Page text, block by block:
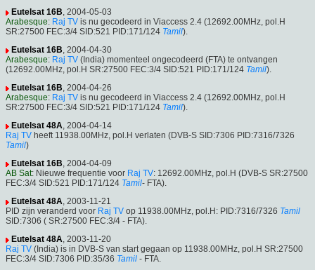
Eutelsat 16B, 2004-05-03
Arabesque: Raj TV is nu gecodeerd in Viaccess 2.4 (12692.00MHz, pol.H
SR:27500 FEC:3/4 SID:521 PID:171/124 Tamil).
Eutelsat 16B, 2004-04-30
Arabesque: Raj TV (India) momenteel ongecodeerd (FTA) te ontvangen
(12692.00MHz, pol.H SR:27500 FEC:3/4 SID:521 PID:171/124 Tamil).
Eutelsat 16B, 2004-04-26
Arabesque: Raj TV is nu gecodeerd in Viaccess 2.4 (12692.00MHz, pol.H
SR:27500 FEC:3/4 SID:521 PID:171/124 Tamil).
Eutelsat 48A, 2004-04-14
Raj TV heeft 11938.00MHz, pol.H verlaten (DVB-S SID:7306 PID:7316/7326
Tamil)
Eutelsat 16B, 2004-04-09
AB Sat: Nieuwe frequentie voor Raj TV: 12692.00MHz, pol.H (DVB-S SR:27500
FEC:3/4 SID:521 PID:171/124 Tamil- FTA).
Eutelsat 48A, 2003-11-21
PID zijn veranderd voor Raj TV op 11938.00MHz, pol.H: PID:7316/7326 Tamil
SID:7306 ( SR:27500 FEC:3/4 - FTA).
Eutelsat 48A, 2003-11-20
Raj TV (India) is in DVB-S van start gegaan op 11938.00MHz, pol.H SR:27500
FEC:3/4 SID:7306 PID:35/36 Tamil - FTA.